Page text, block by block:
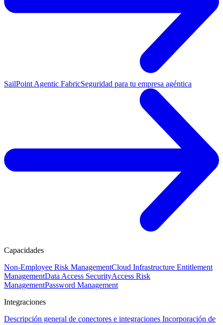
SailPoint Agentic FabricSeguridad para tu empresa agéntica
Capacidades
Non-Employee Risk ManagementCloud Infrastructure Entitlement
ManagementData Access SecurityAccess Risk
ManagementPassword Management
Integraciones
Descripción general de conectores e integraciones Incorporación de